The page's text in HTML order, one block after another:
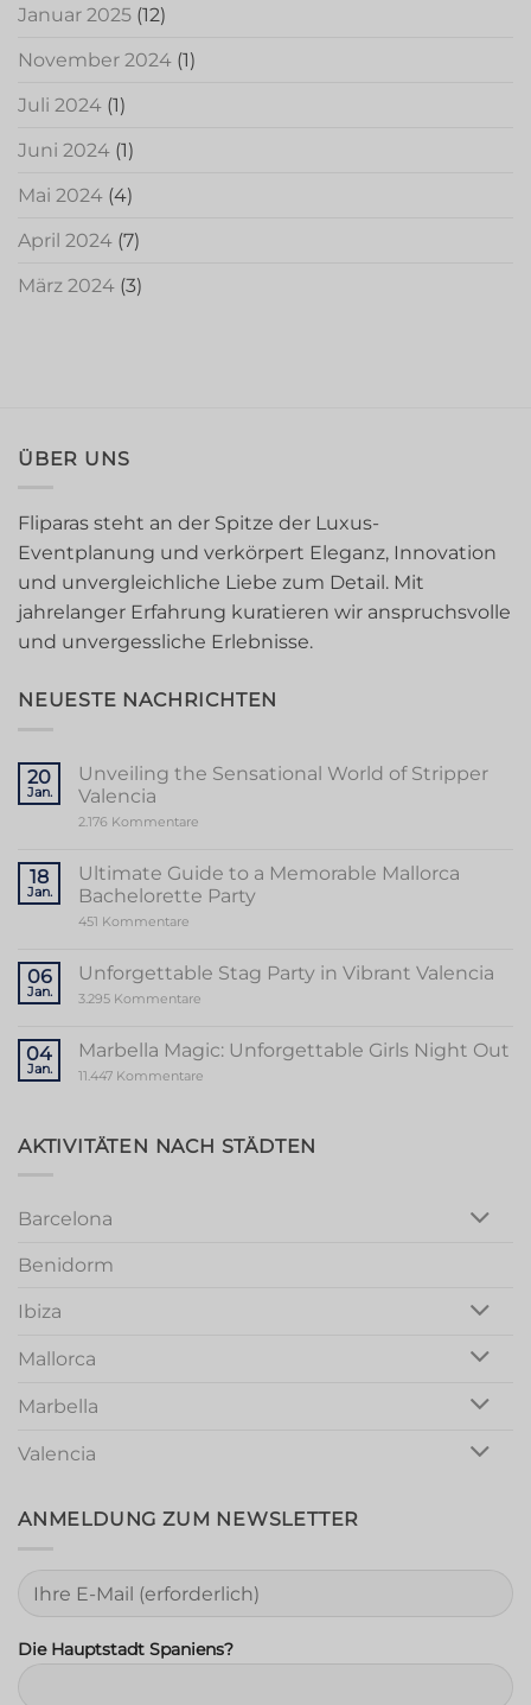
Januar 2025 (12)
November 2024 (1)
Juli 2024 (1)
Juni 2024 (1)
Mai 2024 (4)
April 2024 (7)
März 2024 (3)
ÜBER UNS
Fliparas steht an der Spitze der Luxus-
Eventplanung und verkörpert Eleganz, Innovation
und unvergleichliche Liebe zum Detail. Mit
jahrelanger Erfahrung kuratieren wir anspruchsvolle
und unvergessliche Erlebnisse.
NEUESTE NACHRICHTEN
20
Jan.
Unveiling the Sensational World of Stripper
Valencia
2.176 Kommentare
Sensational
World
of
18
Jan.
Ultimate Guide to a Memorable Mallorca
Bachelorette Party
451 Kommentare
to
a
Memorable
Party
06
Jan.
Unforgettable Stag Party in Vibrant Valencia
3.295 Kommentare
Party
in
Vibrant
04
Jan.
Marbella Magic: Unforgettable Girls Night Out
11.447 Kommentare
Girls
Night
AKTIVITÄTEN NACH STÄDTEN
Barcelona
Benidorm
Ibiza
Mallorca
Marbella
Valencia
ANMELDUNG ZUM NEWSLETTER
Die Hauptstadt Spaniens?